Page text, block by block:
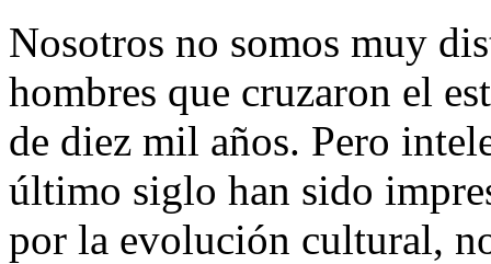
Nosotros no somos muy
hombres que cruzaron el
de diez mil años. Pero
último siglo han sido
por la evolución cultural,